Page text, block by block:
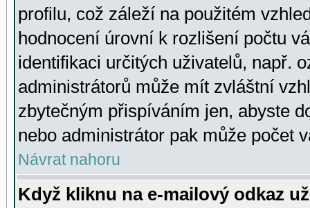
profilu, což záleží na použitém
hodnocení úrovní k rozlišení počtu
identifikaci určitých uživatelů, např.
administrátorů může mít zvláštní
zbytečným přispíváním jen, abyste
nebo administrátor pak může počet
Návrat nahoru
Když kliknu na e-mailový odkaz